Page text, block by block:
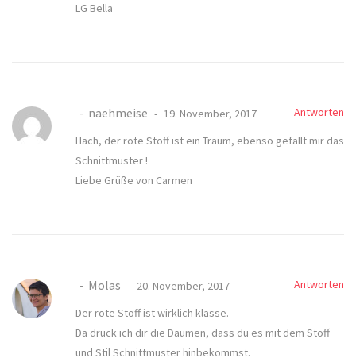
LG Bella
naehmeise 19. November, 2017
Antworten
Hach, der rote Stoff ist ein Traum, ebenso gefällt mir das
Schnittmuster !
Liebe Grüße von Carmen
Molas 20. November, 2017
Antworten
Der rote Stoff ist wirklich klasse.
Da drück ich dir die Daumen, dass du es mit dem Stoff
und Stil Schnittmuster hinbekommst.